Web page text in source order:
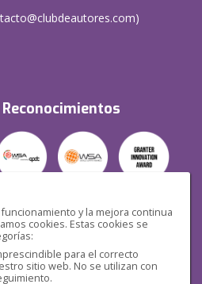
y la mejora continua
cookies. Estas cookies se
para el correcto
sitio web. No se utilizan con
)